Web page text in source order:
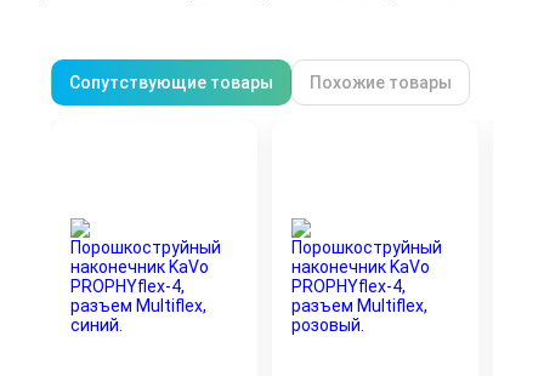
Сопутствующие товары Похожие товары